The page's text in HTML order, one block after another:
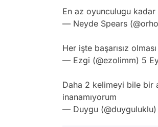
En az oyunculugu
— Neyde Spears
Her işte başarısız
— Ezgi (@ezolimm) 5
Daha 2 kelimeyi bile bir
inanamıyorum
— Duygu (@duyguluklu)